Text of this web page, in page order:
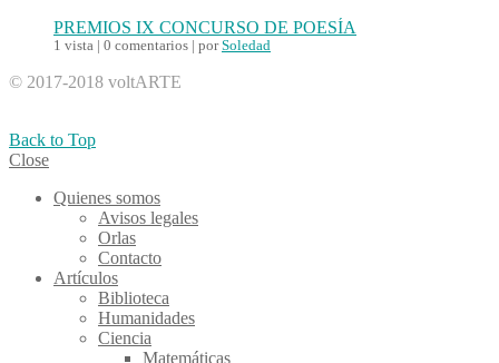
PREMIOS IX CONCURSO DE POESÍA
1 vista | 0 comentarios | porSoledad
© 2017-2018 voltARTE
Back to Top
Close
Quienes somos
Avisos legales
Orlas
Contacto
Artículos
Biblioteca
Humanidades
Ciencia
Matemáticas